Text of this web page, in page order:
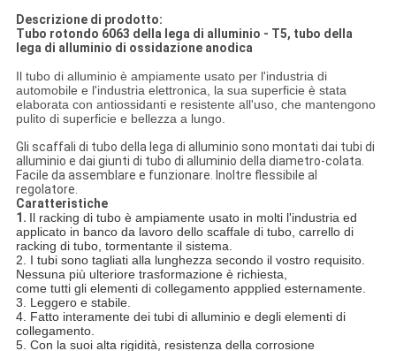
Descrizione di prodotto:
Tubo rotondo 6063 della lega di alluminio - T5, tubo della
lega di alluminio di ossidazione anodica
Il tubo di alluminio è ampiamente usato per l'industria di
automobile e l'industria elettronica, la sua superficie è stata
elaborata con antiossidanti e resistente all'uso, che mantengono
pulito di superficie e bellezza a lungo.
Gli scaffali di tubo della lega di alluminio sono montati dai tubi di
alluminio e dai giunti di tubo di alluminio della diametro-colata.
Facile da assemblare e funzionare. Inoltre flessibile al
regolatore.
Caratteristiche
1. Il racking di tubo è ampiamente usato in molti l'industria ed
applicato in banco da lavoro dello scaffale di tubo, carrello di
racking di tubo, tormentante il sistema.
2. I tubi sono tagliati alla lunghezza secondo il vostro requisito.
Nessuna più ulteriore trasformazione è richiesta,
come tutti gli elementi di collegamento appplied esternamente.
3. Leggero e stabile.
4. Fatto interamente dei tubi di alluminio e degli elementi di
collegamento.
5. Con la suoi alta rigidità, resistenza della corrosione